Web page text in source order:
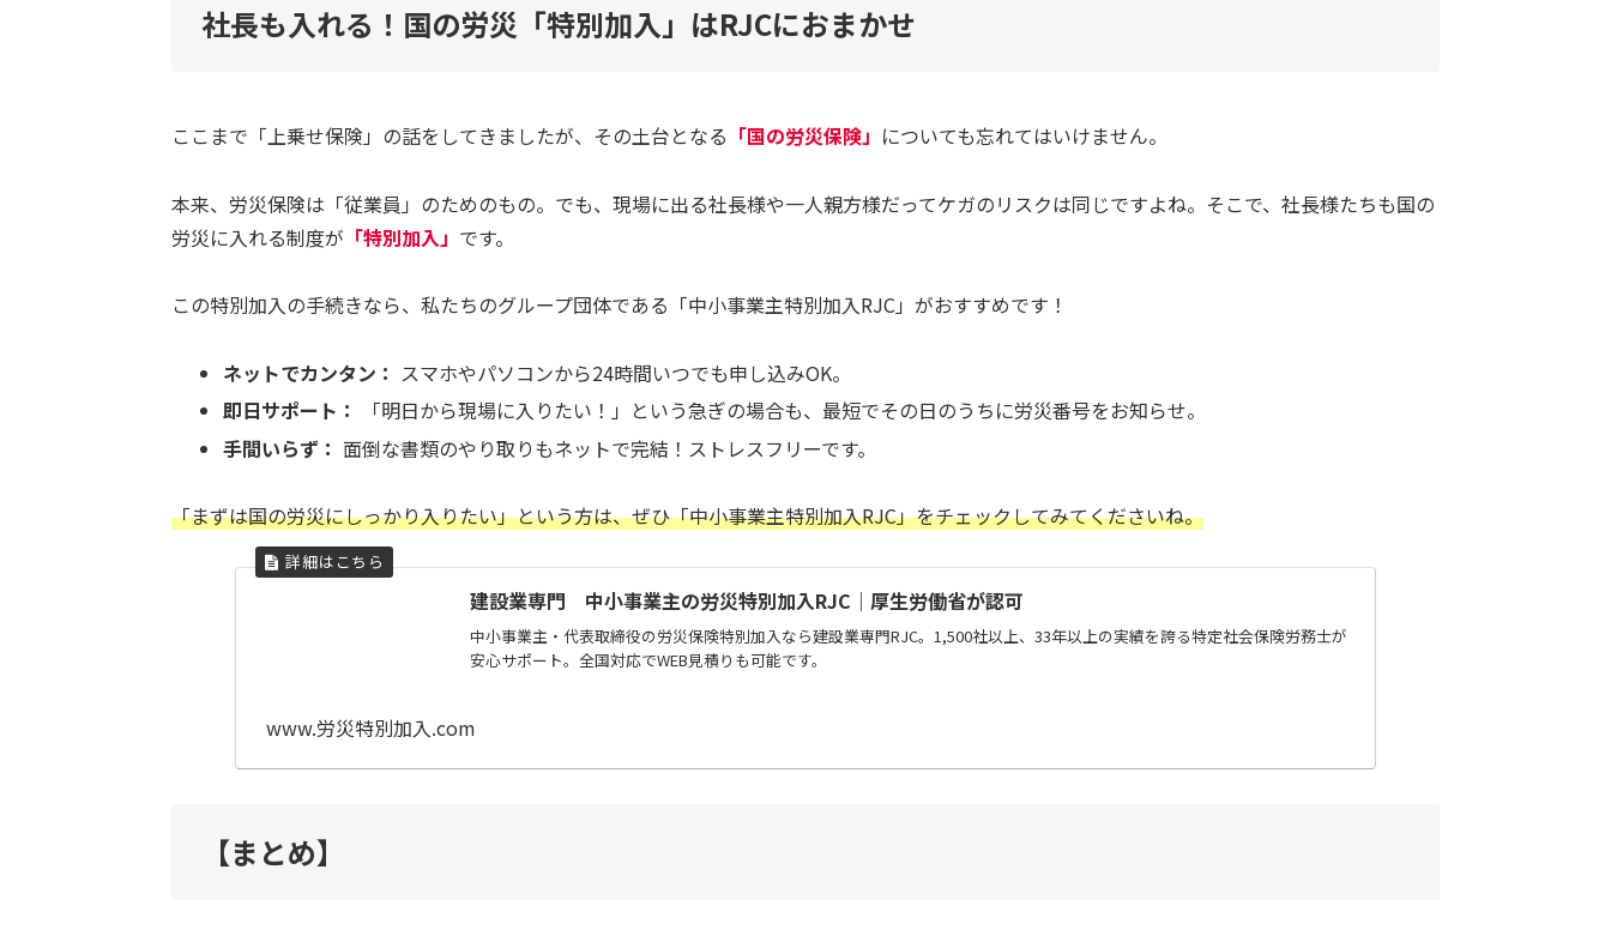
社長も入れる！国の労災「特別加入」はRJCにおまかせ
ここまで「上乗せ保険」の話をしてきましたが、その土台となる 「国の労災保険」 についても忘れてはいけません。
本来、労災保険は「従業員」のためのもの。でも、現場に出る社長様や一人親方様だってケガのリスクは同じですよね。そこで、社長様たちも国の
労災に入れる制度が 「特別加入」 です。
この特別加入の手続きなら、私たちのグループ団体である「中小事業主特別加入RJC」がおすすめです！
ネットでカンタン： スマホやパソコンから24時間いつでも申し込みOK。
即日サポート：
「明日から現場に入りたい！」という急ぎの場合も、最短でその日のうちに労災番号をお知らせ。
手間いらず： 面倒な書類のやり取りもネットで完結！ストレスフリーです。
「まずは国の労災にしっかり入りたい」という方は、ぜひ「中小事業主特別加入RJC」をチェックしてみてくださいね。
建設業専門 中小事業主の労災特別加入RJC｜厚生労働省が認可
中小事業主・代表取締役の労災保険特別加入なら建設業専門RJC。1,500社以上、33年以上の実績を誇る特定社会保険労務士が
安心サポート。全国対応でWEB見積りも可能です。
www.労災特別加入.com
【まとめ】